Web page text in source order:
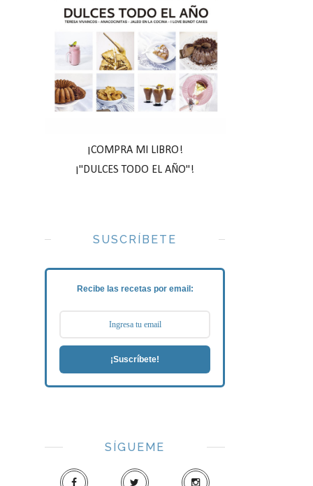
¡COMPRA MI LIBRO!
¡"DULCES TODO EL AÑO"!
SUSCRÍBETE
Recibe las recetas por email:
¡Suscríbete!
SÍGUEME